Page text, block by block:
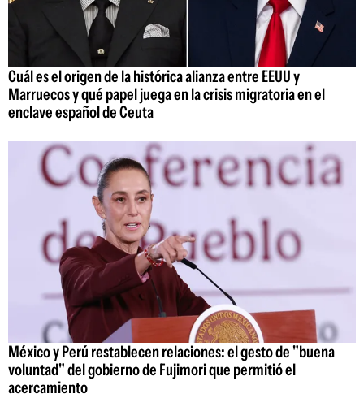
Cuál es el origen de la histórica alianza entre EEUU y
Marruecos y qué papel juega en la crisis migratoria en el
enclave español de Ceuta
México y Perú restablecen relaciones: el gesto de "buena
voluntad" del gobierno de Fujimori que permitió el
acercamiento